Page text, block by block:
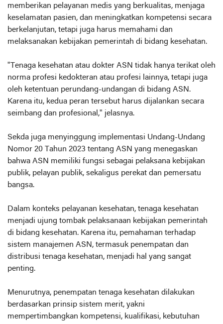
memberikan pelayanan medis yang berkualitas, menjaga
keselamatan pasien, dan meningkatkan kompetensi secara
berkelanjutan, tetapi juga harus memahami dan
melaksanakan kebijakan pemerintah di bidang kesehatan.
"Tenaga kesehatan atau dokter ASN tidak hanya terikat oleh
norma profesi kedokteran atau profesi lainnya, tetapi juga
oleh ketentuan perundang-undangan di bidang ASN.
Karena itu, kedua peran tersebut harus dijalankan secara
seimbang dan profesional," jelasnya.
Sekda juga menyinggung implementasi Undang-Undang
Nomor 20 Tahun 2023 tentang ASN yang menegaskan
bahwa ASN memiliki fungsi sebagai pelaksana kebijakan
publik, pelayan publik, sekaligus perekat dan pemersatu
bangsa.
Dalam konteks pelayanan kesehatan, tenaga kesehatan
menjadi ujung tombak pelaksanaan kebijakan pemerintah
di bidang kesehatan. Karena itu, pemahaman terhadap
sistem manajemen ASN, termasuk penempatan dan
distribusi tenaga kesehatan, menjadi hal yang sangat
penting.
Menurutnya, penempatan tenaga kesehatan dilakukan
berdasarkan prinsip sistem merit, yakni
mempertimbangkan kompetensi, kualifikasi, kebutuhan